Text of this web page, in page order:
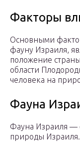
Факторы
Основными
фауну Израиля,
положение
области
человека на
Фауна
Фауна Израиля —
природы Израиля.